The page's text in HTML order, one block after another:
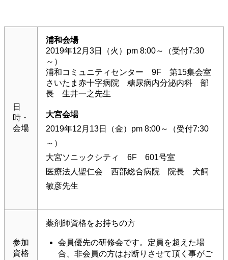
日
時・
会場
浦和会場
2019年12月3日（火）pm 8:00～（受付7:30
～）
浦和コミュニティセンター 9F 第15集会室
さいたま赤十字病院 糖尿病内分泌内科 部
長 生井一之先生
大宮会場
2019年12月13日（金）pm 8:00～（受付7:30
～）
大宮ソニックシティ 6F 601号室
医療法人聖仁会 西部総合病院 院長 犬飼
敏彦先生
参加
資格
薬剤師資格をお持ちの方
会員優先の研修会です。定員を超えた場
合、非会員の方はお断りさせて頂く事がご